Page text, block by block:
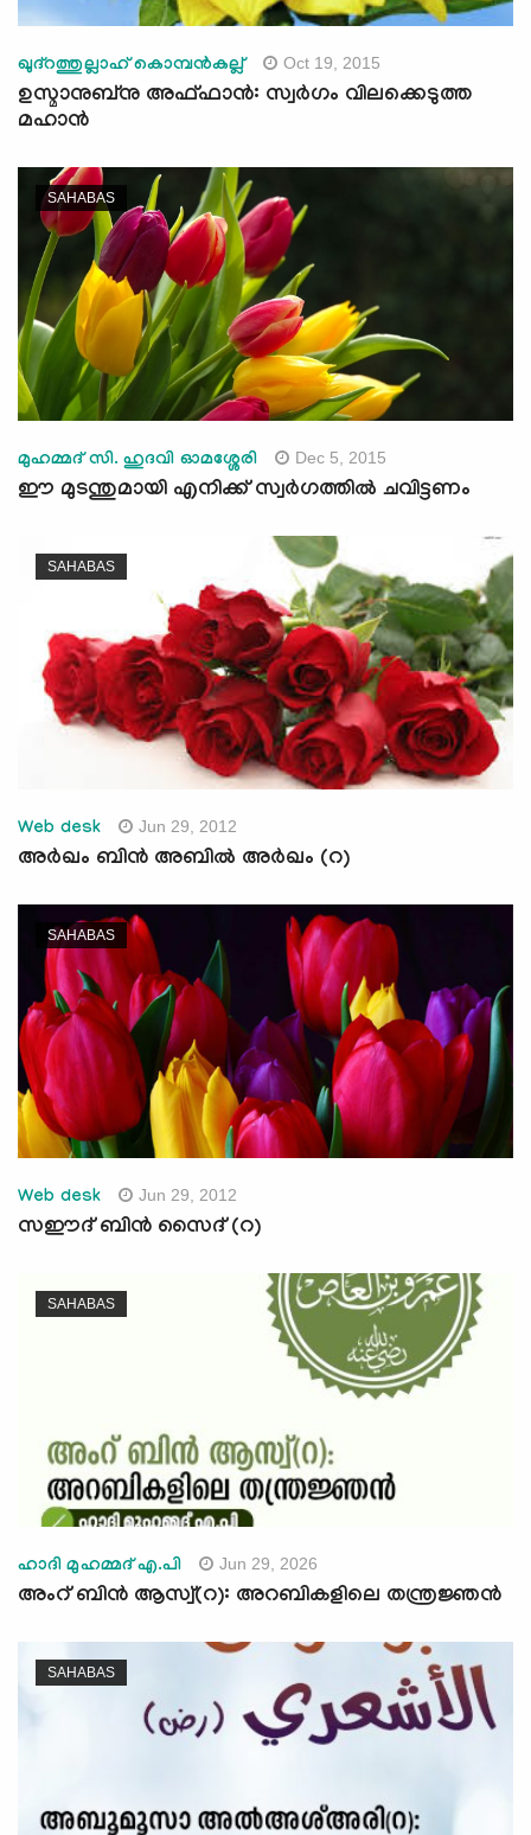
ഖുദ്‌റത്തുല്ലാഹ് കൊമ്പന്‍കല്ല് Oct 19, 2015
ഉസ്മാനുബ്‌നു അഫ്ഫാന്‍: സ്വര്‍ഗം വിലക്കെടുത്ത
മഹാന്‍
SAHABAS
മുഹമ്മദ് സി. ഹുദവി ഓമശ്ശേരി Dec 5, 2015
ഈ മുടന്തുമായി എനിക്ക് സ്വര്‍ഗത്തില്‍ ചവിട്ടണം
SAHABAS
Web desk Jun 29, 2012
അര്‍ഖം ബിന്‍ അബില്‍ അര്‍ഖം (റ)
SAHABAS
Web desk Jun 29, 2012
സഈദ് ബിന്‍ സൈദ് (റ)
SAHABAS
ഹാദി മുഹമ്മദ് എ.പി Jun 29, 2026
അംറ് ബിൻ ആസ്വ്(റ): അറബികളിലെ തന്ത്രജ്ഞന്‍
SAHABAS